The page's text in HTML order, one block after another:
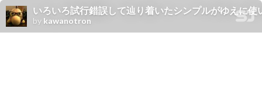
いろいろ試行錯誤して辿り着いたシンプルがゆえに
by kawanotron